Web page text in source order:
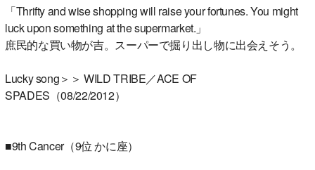
「Thrifty and wise shopping will raise your fortunes. You might
luck upon something at the supermarket.」
庶民的な買い物が吉。スーパーで掘り出し物に出会えそう。
Lucky song＞＞ WILD TRIBE／ACE OF
SPADES（08/22/2012）
■9th Cancer（9位 かに座）